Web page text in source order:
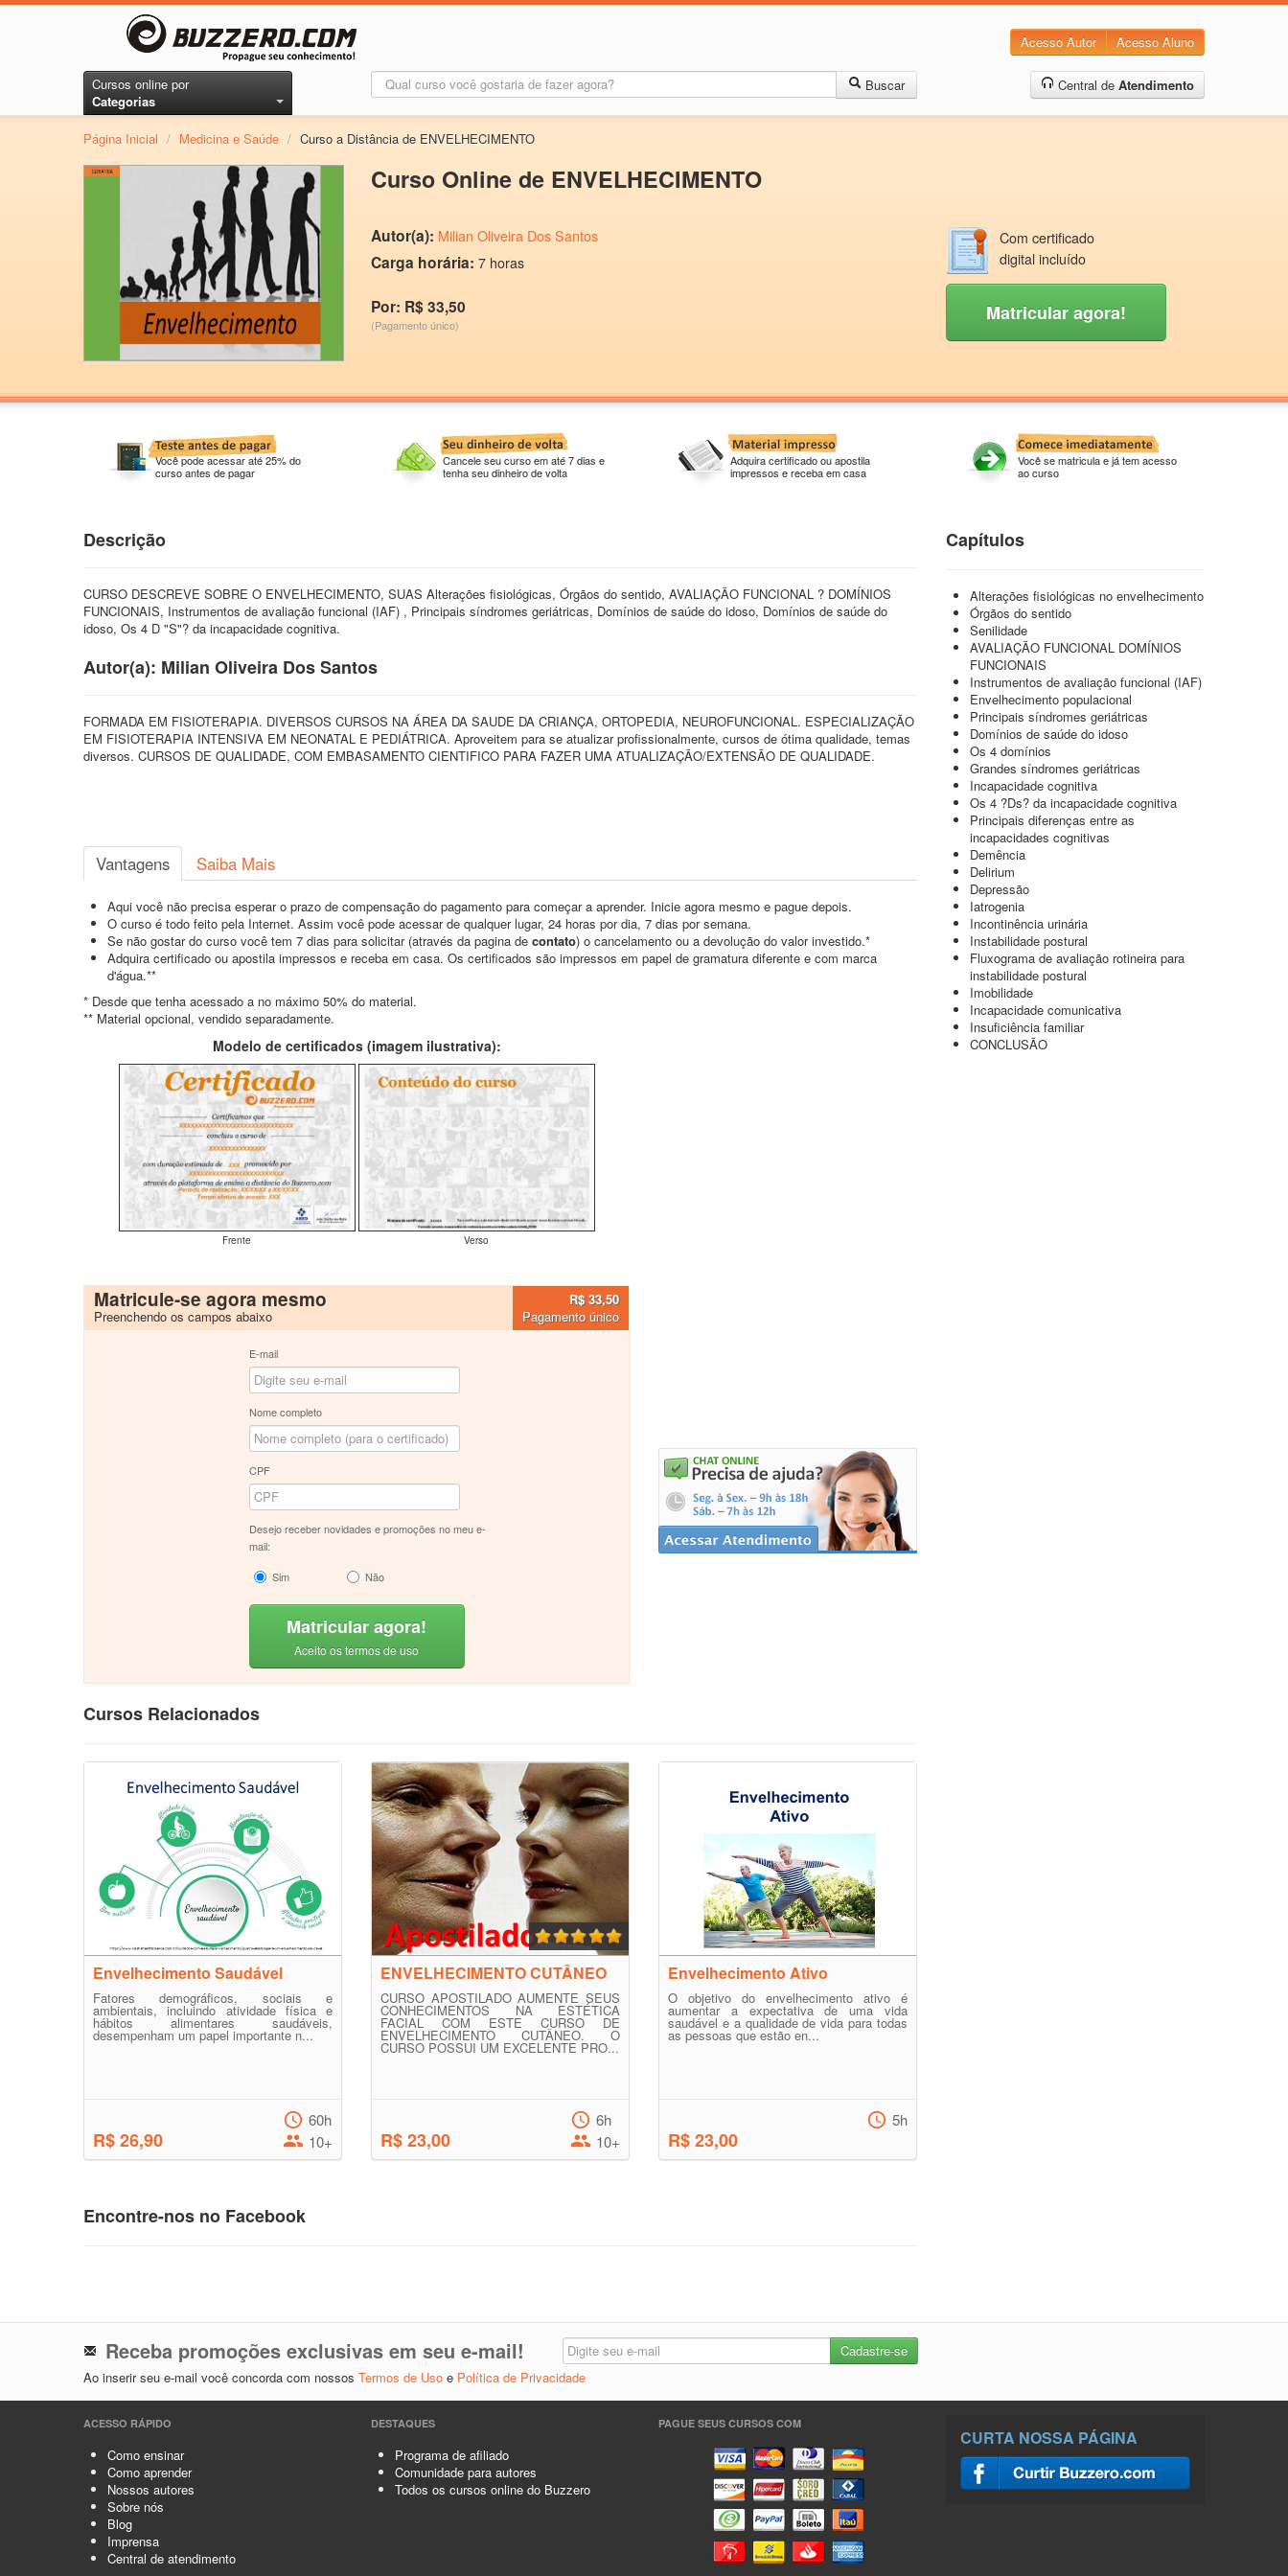
Acesso Autor Acesso Aluno
Cursos online por
Categorias
Buscar Central de Atendimento
Página Inicial / Medicina e Saúde / Curso a Distância de ENVELHECIMENTO
Curso Online de ENVELHECIMENTO
Autor(a): Milian Oliveira Dos Santos
Carga horária: 7 horas
Por: R$ 33,50
(Pagamento único)
Com certificado
digital incluído
Matricular agora!
Você pode acessar até 25% do
curso antes de pagar
Cancele seu curso em até 7 dias e
tenha seu dinheiro de volta
Adquira certificado ou apostila
impressos e receba em casa
Você se matricula e já tem acesso
ao curso
Descrição
CURSO DESCREVE SOBRE O ENVELHECIMENTO, SUAS Alterações fisiológicas, Órgãos do sentido, AVALIAÇÃO FUNCIONAL ? DOMÍNIOS
FUNCIONAIS, Instrumentos de avaliação funcional (IAF) , Principais síndromes geriátricas, Domínios de saúde do idoso, Domínios de saúde do
idoso, Os 4 D "S"? da incapacidade cognitiva.
Autor(a): Milian Oliveira Dos Santos
FORMADA EM FISIOTERAPIA. DIVERSOS CURSOS NA ÁREA DA SAUDE DA CRIANÇA, ORTOPEDIA, NEUROFUNCIONAL. ESPECIALIZAÇÃO
EM FISIOTERAPIA INTENSIVA EM NEONATAL E PEDIÁTRICA. Aproveitem para se atualizar profissionalmente, cursos de ótima qualidade, temas
diversos. CURSOS DE QUALIDADE, COM EMBASAMENTO CIENTIFICO PARA FAZER UMA ATUALIZAÇÃO/EXTENSÃO DE QUALIDADE.
Vantagens Saiba Mais
Aqui você não precisa esperar o prazo de compensação do pagamento para começar a aprender. Inicie agora mesmo e pague depois.
O curso é todo feito pela Internet. Assim você pode acessar de qualquer lugar, 24 horas por dia, 7 dias por semana.
Se não gostar do curso você tem 7 dias para solicitar (através da pagina de contato) o cancelamento ou a devolução do valor investido.*
Adquira certificado ou apostila impressos e receba em casa. Os certificados são impressos em papel de gramatura diferente e com marca
d'água.**
* Desde que tenha acessado a no máximo 50% do material.
** Material opcional, vendido separadamente.
Modelo de certificados (imagem ilustrativa):
Frente Verso
Matricule-se agora mesmo
Preenchendo os campos abaixo
R$ 33,50
Pagamento único
E-mail
Nome completo
CPF
Desejo receber novidades e promoções no meu e-
mail:
Sim
Não
Matricular agora!
Aceito os termos de uso
Cursos Relacionados
Envelhecimento Saudável
Fatores demográficos, sociais e
ambientais, incluindo atividade física e
hábitos alimentares saudáveis,
desempenham um papel importante n...
R$ 26,90
60h
10+
ENVELHECIMENTO CUTÂNEO
CURSO APOSTILADO AUMENTE SEUS
CONHECIMENTOS NA ESTÉTICA
FACIAL COM ESTE CURSO DE
ENVELHECIMENTO CUTÂNEO. O
CURSO POSSUI UM EXCELENTE PRO...
R$ 23,00
6h
10+
Envelhecimento Ativo
O objetivo do envelhecimento ativo é
aumentar a expectativa de uma vida
saudável e a qualidade de vida para todas
as pessoas que estão en...
R$ 23,00
5h
Encontre-nos no Facebook
Capítulos
Alterações fisiológicas no envelhecimento
Órgãos do sentido
Senilidade
AVALIAÇÃO FUNCIONAL DOMÍNIOS
FUNCIONAIS
Instrumentos de avaliação funcional (IAF)
Envelhecimento populacional
Principais síndromes geriátricas
Domínios de saúde do idoso
Os 4 domínios
Grandes síndromes geriátricas
Incapacidade cognitiva
Os 4 ?Ds? da incapacidade cognitiva
Principais diferenças entre as
incapacidades cognitivas
Demência
Delirium
Depressão
Iatrogenia
Incontinência urinária
Instabilidade postural
Fluxograma de avaliação rotineira para
instabilidade postural
Imobilidade
Incapacidade comunicativa
Insuficiência familiar
CONCLUSÃO
Receba promoções exclusivas em seu e-mail!
Ao inserir seu e-mail você concorda com nossos Termos de Uso e Política de Privacidade
ACESSO RÁPIDO
Como ensinar
Como aprender
Nossos autores
Sobre nós
Blog
Imprensa
Central de atendimento
DESTAQUES
Programa de afiliado
Comunidade para autores
Todos os cursos online do Buzzero
PAGUE SEUS CURSOS COM
CURTA NOSSA PÁGINA